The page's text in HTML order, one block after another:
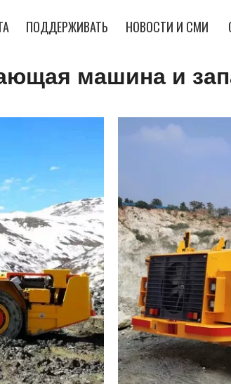
ПОДДЕРЖИВАТЬ НОВОСТИ И СМИ
машина и